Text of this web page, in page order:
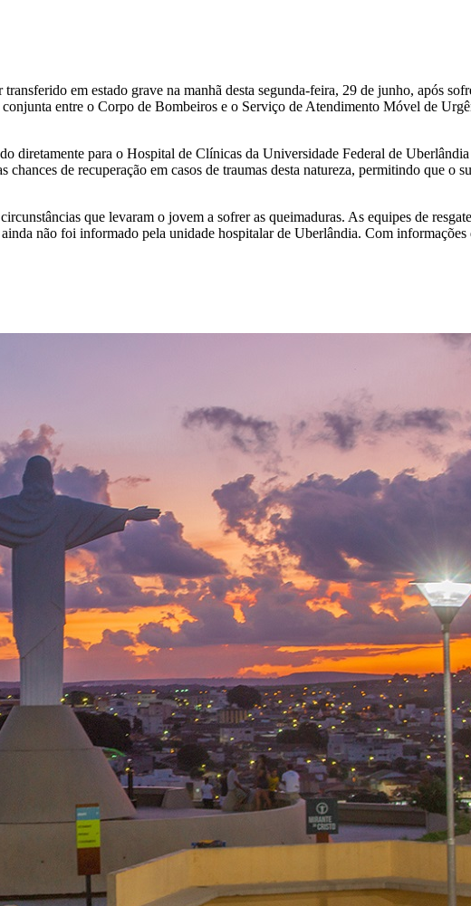
em estado grave na manhã desta segunda-feira, 29 de junho, após
entre o Corpo de Bombeiros e o Serviço de Atendimento Móvel de
diretamente para o Hospital de Clínicas da Universidade Federal de
chances de recuperação em casos de traumas desta natureza, permitindo que o
que levaram o jovem a sofrer as queimaduras. As equipes de
não foi informado pela unidade hospitalar de Uberlândia. Com